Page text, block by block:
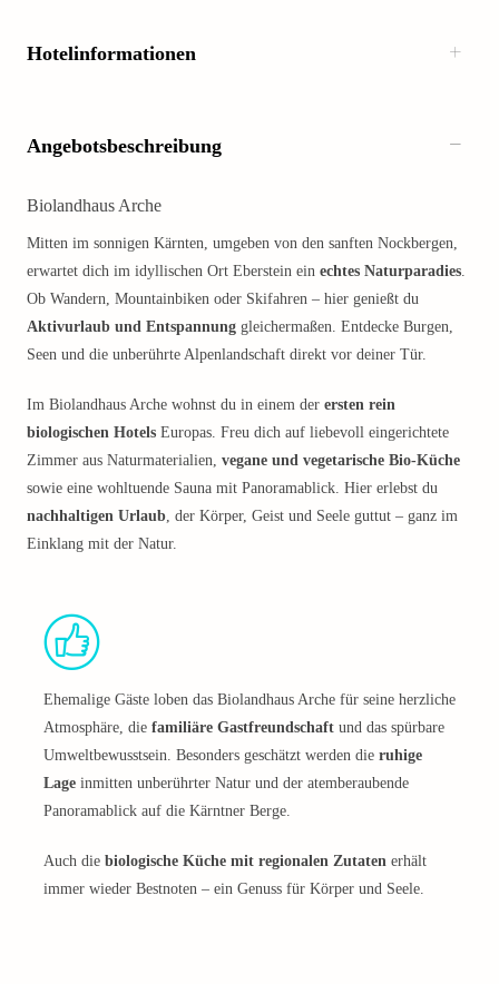
Hotelinformationen
Angebotsbeschreibung
Biolandhaus Arche
Mitten im sonnigen Kärnten, umgeben von den sanften Nockbergen,
erwartet dich im idyllischen Ort Eberstein ein echtes Naturparadies.
Ob Wandern, Mountainbiken oder Skifahren – hier genießt du
Aktivurlaub und Entspannung gleichermaßen. Entdecke Burgen,
Seen und die unberührte Alpenlandschaft direkt vor deiner Tür.
Im Biolandhaus Arche wohnst du in einem der ersten rein
biologischen Hotels Europas. Freu dich auf liebevoll eingerichtete
Zimmer aus Naturmaterialien, vegane und vegetarische Bio-Küche
sowie eine wohltuende Sauna mit Panoramablick. Hier erlebst du
nachhaltigen Urlaub, der Körper, Geist und Seele guttut – ganz im
Einklang mit der Natur.
Ehemalige Gäste loben das Biolandhaus Arche für seine herzliche
Atmosphäre, die familiäre Gastfreundschaft und das spürbare
Umweltbewusstsein. Besonders geschätzt werden die ruhige
Lage inmitten unberührter Natur und der atemberaubende
Panoramablick auf die Kärntner Berge.
Auch die biologische Küche mit regionalen Zutaten erhält
immer wieder Bestnoten – ein Genuss für Körper und Seele.